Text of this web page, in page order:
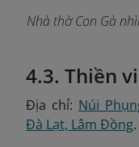
Nhà thờ Con Gà
4.3. Thiền
Địa chỉ: Núi
Đà Lạt, Lâm Đồng.